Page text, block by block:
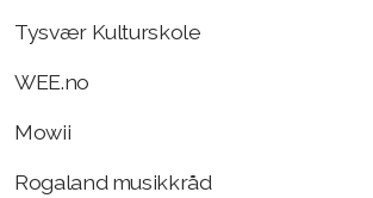
Tysvær Kulturskole
WEE.no
Mowii
Rogaland musikkråd